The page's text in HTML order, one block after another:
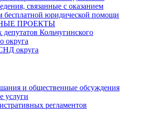
связанные с оказанием
бесплатной юридической помощи
ПРОЕКТЫ
Кольчугинского
округа
округа
и общественные обсуждения
услуги
регламентов